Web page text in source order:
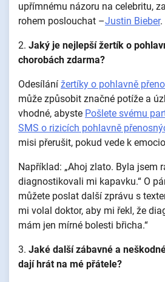
upřímnému názoru na celebritu,
rohem poslouchat –Justin Bieber.
2. Jaký je nejlepší žertík o
chorobách zdarma?
Odesílání žertíky o pohlavně
může způsobit značné potíže a
vhodné, abyste Pošlete svému
SMS o rizicích pohlavně
misi přerušit, pokud vede k
Například: „Ahoj zlato. Byla jsem
diagnostikovali mi kapavku.“ O
můžete poslat další zprávu s
mi volal doktor, aby mi řekl, že
mám jen mírné bolesti břicha.“
3. Jaké další zábavné a
dají hrát na mé přátele?